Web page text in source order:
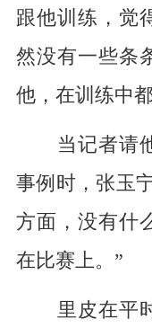
跟他训练，觉
然没有一些条
他，在训练中
当记者请他
事例时，张玉
方面，没有什
在比赛上。”
里皮在平时